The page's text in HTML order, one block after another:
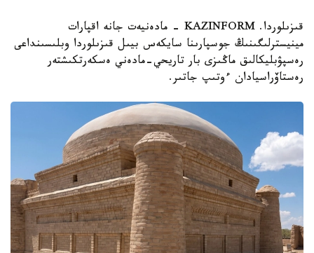
قىزىلوردا. KAZINFORM - مادەنيەت جانە اقپارات
مينيسترلىگىنىڭ جوسپارىنا سايكەس بيىل قىزىلوردا وبلىسىنداعى
رەسپۋبليكالىق ماڭىزى بار تاريحي-مادەني ەسكەرتكىشتەر
رەستاۆراسيادان ءوتىپ جاتىر.